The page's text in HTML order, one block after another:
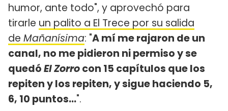
humor, ante todo", y aprovechó para
tirarle un palito a El Trece por su salida
de Mañanísima: "A mí me rajaron de un
canal, no me pidieron ni permiso y se
quedóEl Zorrocon 15 capítulos que los
repiten y los repiten, y sigue haciendo 5,
6, 10 puntos...".